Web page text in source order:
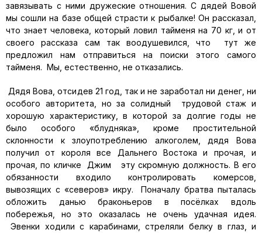
завязывать с ними дружеские отношения. С дядей Вовой
мы сошли на базе общей страсти к рыбалке! Он рассказал,
что знает человека, который ловил тайменя на 70 кг, и от
своего рассказа сам так воодушевился, что тут же
предложил нам отправиться на поиски этого самого
тайменя. Мы, естественно, не отказались.
Дядя Вова, отсидев 21 год, так и не заработал ни денег, ни
особого авторитета, но за солидный трудовой стаж и
хорошую характеристику, в которой за долгие годы не
было особого «блудняка», кроме простительной
склонности к злоупотреблению алкоголем, дядя Вова
получил от короля все Дальнего Востока и прочая, и
прочая, по кличке Джим эту скромную должность. В его
обязанности входило контролировать комерсов,
вывозящих с «северов» икру. Поначалу братва пыталась
обложить данью браконьеров в посёлках вдоль
побережья, но это оказалась не очень удачная идея.
Эвенки ходили с карабинами, стреляли белку в глаз, и